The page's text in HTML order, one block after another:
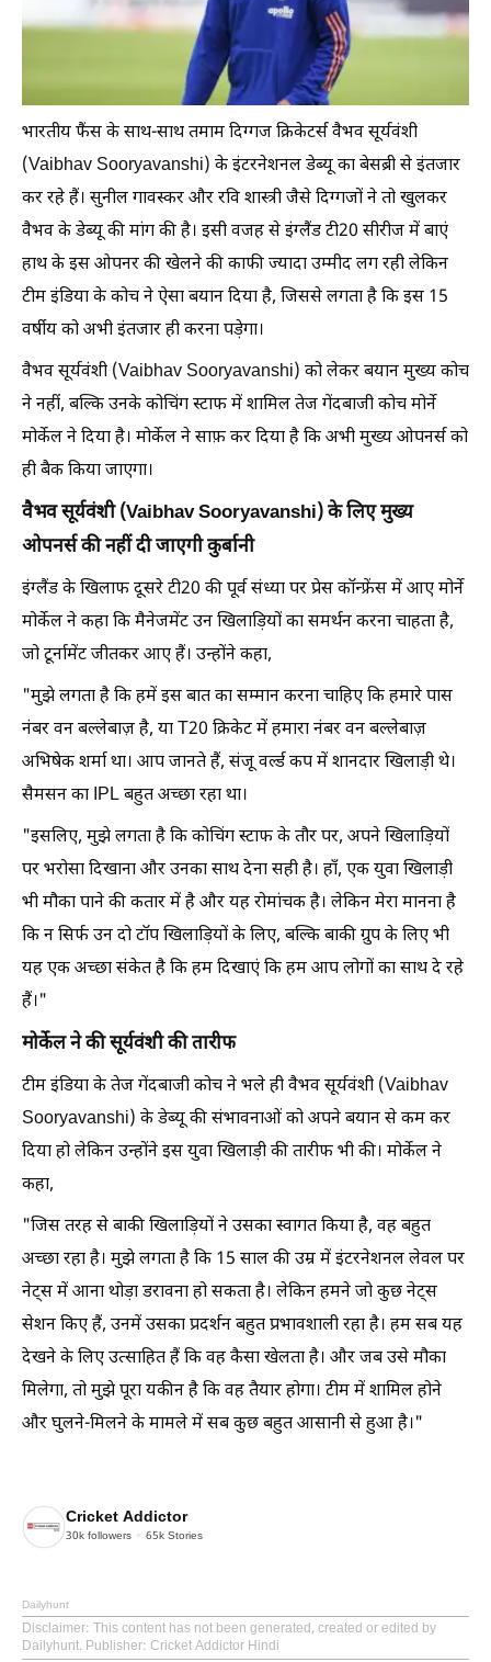
भारतीय फैंस के साथ-साथ तमाम दिग्गज क्रिकेटर्स वैभव सूर्यवंशी
(Vaibhav Sooryavanshi) के इंटरनेशनल डेब्यू का बेसब्री से इंतजार
कर रहे हैं। सुनील गावस्कर और रवि शास्त्री जैसे दिग्गजों ने तो खुलकर
वैभव के डेब्यू की मांग की है। इसी वजह से इंग्लैंड टी20 सीरीज में बाएं
हाथ के इस ओपनर की खेलने की काफी ज्यादा उम्मीद लग रही लेकिन
टीम इंडिया के कोच ने ऐसा बयान दिया है, जिससे लगता है कि इस 15
वर्षीय को अभी इंतजार ही करना पड़ेगा।
वैभव सूर्यवंशी (Vaibhav Sooryavanshi) को लेकर बयान मुख्य कोच
ने नहीं, बल्कि उनके कोचिंग स्टाफ में शामिल तेज गेंदबाजी कोच मोर्ने
मोर्केल ने दिया है। मोर्केल ने साफ़ कर दिया है कि अभी मुख्य ओपनर्स को
ही बैक किया जाएगा।
वैभव सूर्यवंशी (Vaibhav Sooryavanshi) के लिए मुख्य
ओपनर्स की नहीं दी जाएगी कुर्बानी
इंग्लैंड के खिलाफ दूसरे टी20 की पूर्व संध्या पर प्रेस कॉन्फ्रेंस में आए मोर्ने
मोर्केल ने कहा कि मैनेजमेंट उन खिलाड़ियों का समर्थन करना चाहता है,
जो टूर्नामेंट जीतकर आए हैं। उन्होंने कहा,
"मुझे लगता है कि हमें इस बात का सम्मान करना चाहिए कि हमारे पास
नंबर वन बल्लेबाज़ है, या T20 क्रिकेट में हमारा नंबर वन बल्लेबाज़
अभिषेक शर्मा था। आप जानते हैं, संजू वर्ल्ड कप में शानदार खिलाड़ी थे।
सैमसन का IPL बहुत अच्छा रहा था।
"इसलिए, मुझे लगता है कि कोचिंग स्टाफ के तौर पर, अपने खिलाड़ियों
पर भरोसा दिखाना और उनका साथ देना सही है। हाँ, एक युवा खिलाड़ी
भी मौका पाने की कतार में है और यह रोमांचक है। लेकिन मेरा मानना ​​है
कि न सिर्फ उन दो टॉप खिलाड़ियों के लिए, बल्कि बाकी ग्रुप के लिए भी
यह एक अच्छा संकेत है कि हम दिखाएं कि हम आप लोगों का साथ दे रहे
हैं।"
मोर्केल ने की सूर्यवंशी की तारीफ
टीम इंडिया के तेज गेंदबाजी कोच ने भले ही वैभव सूर्यवंशी (Vaibhav
Sooryavanshi) के डेब्यू की संभावनाओं को अपने बयान से कम कर
दिया हो लेकिन उन्होंने इस युवा खिलाड़ी की तारीफ भी की। मोर्केल ने
कहा,
"जिस तरह से बाकी खिलाड़ियों ने उसका स्वागत किया है, वह बहुत
अच्छा रहा है। मुझे लगता है कि 15 साल की उम्र में इंटरनेशनल लेवल पर
नेट्स में आना थोड़ा डरावना हो सकता है। लेकिन हमने जो कुछ नेट्स
सेशन किए हैं, उनमें उसका प्रदर्शन बहुत प्रभावशाली रहा है। हम सब यह
देखने के लिए उत्साहित हैं कि वह कैसा खेलता है। और जब उसे मौका
मिलेगा, तो मुझे पूरा यकीन है कि वह तैयार होगा। टीम में शामिल होने
और घुलने-मिलने के मामले में सब कुछ बहुत आसानी से हुआ है।"
Cricket Addictor
30k followers 65k Stories
Dailyhunt
Disclaimer: This content has not been generated, created or edited by
Dailyhunt. Publisher: Cricket Addictor Hindi